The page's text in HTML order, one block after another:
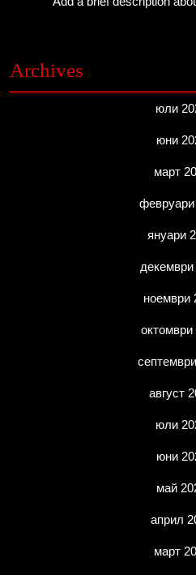
Archives
юли
юни
март
февруари
януари
декември
ноември
октомври
август
юли
юни
май
април
март